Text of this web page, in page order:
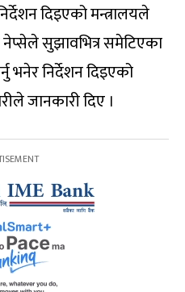
दिइएको मन्त्रालयले
नेप्सेले सुझावभित्र समेटिएका
भनेर निर्देशन दिइएको
जानकारी दिए ।